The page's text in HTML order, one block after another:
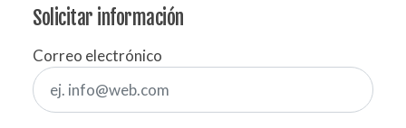
Solicitar información
Correo electrónico